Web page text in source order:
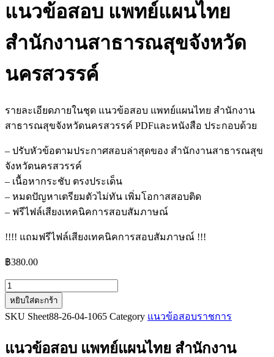
แนวข้อสอบ แพทย์แผนไทย
สำนักงานสาธารณสุขจังหวัด
นครสวรรค์
รายละเอียดภายในชุด แนวข้อสอบ แพทย์แผนไทย สำนักงาน
สาธารณสุขจังหวัดนครสวรรค์ PDFและหนังสือ ประกอบด้วย
– ปรับหัวข้อตามประกาศสอบล่าสุดของ สำนักงานสาธารณสุข
จังหวัดนครสวรรค์
– เนื้อหากระชับ ตรงประเด็น
– หมดปัญหาเตรียมตัวไม่ทัน เพิ่มโอกาสสอบติด
– ฟรีไฟล์เสียงเทคนิคการสอบสัมภาษณ์
!!!! แถมฟรีไฟล์เสียงเทคนิคการสอบสัมภาษณ์ !!!
฿380.00
จำนวน
แนว
ข้อสอบ
แผน
หยิบใส่ตะกร้า
SKU Sheet88-26-04-1065 Category แนวข้อสอบราชการ
แนวข้อสอบ แพทย์แผนไทย สำนักงาน